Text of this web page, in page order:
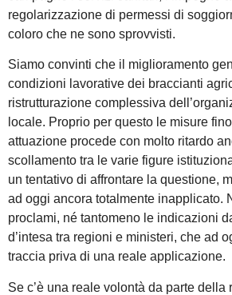
regolarizzazione di permessi di
coloro che ne sono sprovvisti.
Siamo convinti che il miglioramento
condizioni lavorative dei braccianti
ristrutturazione complessiva
locale. Proprio per questo le misure
attuazione procede con molto ritardo
scollamento tra le varie figure
un tentativo di affrontare la questione,
ad oggi ancora totalmente inapplicato.
proclami, né tantomeno le indicazioni
d’intesa tra regioni e ministeri, che ad
traccia priva di una reale applicazione.
Se c’è una reale volontà da parte della